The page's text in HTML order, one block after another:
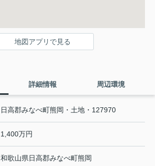
地図アプリで見る
詳細情報 周辺環境
日高郡みなべ町熊岡・土地・127970
1,400万円
和歌山県日高郡みなべ町熊岡